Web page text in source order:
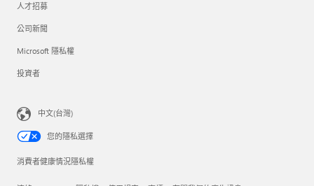
人才招募
公司新聞
Microsoft 隱私權
投資者
中文(台灣)
您的隱私選擇
消費者健康情況隱私權